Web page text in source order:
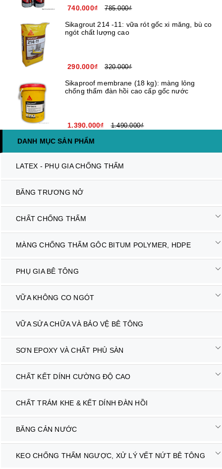
740.000₫ 785.000₫
Sikagrout 214 -11: vữa rót gốc xi măng, bù co
ngót chất lượng cao
290.000₫ 320.000₫
Sikaproof membrane (18 kg): màng lỏng
chống thấm đàn hồi cao cấp gốc nước
1.390.000₫ 1.490.000₫
DANH MỤC SẢN PHẨM
LATEX - PHỤ GIA CHỐNG THẤM
BĂNG TRƯƠNG NỞ
CHẤT CHỐNG THẤM
MÀNG CHỐNG THẤM GÔC BITUM POLYMER, HDPE
PHỤ GIA BÊ TÔNG
VỮA KHÔNG CO NGÓT
VỮA SỬA CHỮA VÀ BẢO VỆ BÊ TÔNG
SƠN EPOXY VÀ CHẤT PHỦ SÀN
CHẤT KẾT DÍNH CƯỜNG ĐỘ CAO
CHẤT TRÁM KHE & KẾT DÍNH ĐÀN HỒI
BĂNG CẢN NƯỚC
KEO CHỐNG THẤM NGƯỢC, XỬ LÝ VẾT NỨT BÊ TÔNG